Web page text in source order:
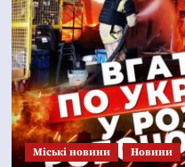
Mіські новини Новини